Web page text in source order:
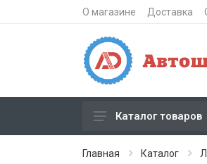
О магазине Доставка
Зимние шипованные
Каталог товаров
Главная Каталог